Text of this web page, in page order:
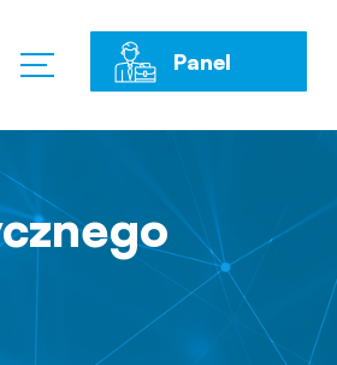
Panel